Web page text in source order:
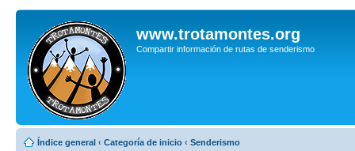
www.trotamontes.org
Compartir información de rutas de senderismo
Índice general ‹ Categoría de inicio ‹ Senderismo